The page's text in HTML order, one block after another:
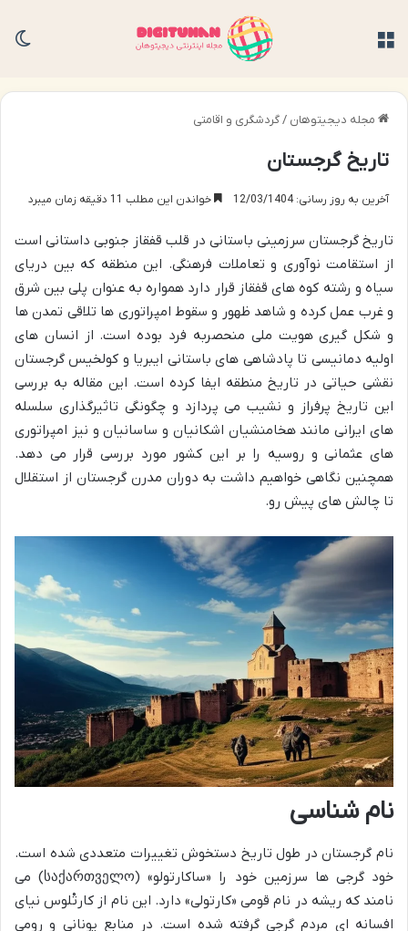
مجله دیجیتوهان /گردشگری و اقامتی
تاریخ گرجستان
آخرین به روز رسانی: 12/03/1404 خواندن این مطلب 11 دقیقه زمان میبرد
تاریخ گرجستان سرزمینی باستانی در قلب قفقاز جنوبی داستانی است
از استقامت نوآوری و تعاملات فرهنگی. این منطقه که بین دریای
سیاه و رشته کوه های قفقاز قرار دارد همواره به عنوان پلی بین شرق
و غرب عمل کرده و شاهد ظهور و سقوط امپراتوری ها تلاقی تمدن ها
و شکل گیری هویت ملی منحصربه فرد بوده است. از انسان های
اولیه دمانیسی تا پادشاهی های باستانی ایبریا و کولخیس گرجستان
نقشی حیاتی در تاریخ منطقه ایفا کرده است. این مقاله به بررسی
این تاریخ پرفراز و نشیب می پردازد و چگونگی تاثیرگذاری سلسله
های ایرانی مانند هخامنشیان اشکانیان و ساسانیان و نیز امپراتوری
های عثمانی و روسیه را بر این کشور مورد بررسی قرار می دهد.
همچنین نگاهی خواهیم داشت به دوران مدرن گرجستان از استقلال
تا چالش های پیش رو.
نام شناسی
نام گرجستان در طول تاریخ دستخوش تغییرات متعددی شده است.
خود گرجی ها سرزمین خود را «ساکارتولو» (საქართველო) می
نامند که ریشه در نام قومی «کارتولی» دارد. این نام از کارتْلوس نیای
افسانه ای مردم گرجی گرفته شده است. در منابع یونانی و رومی